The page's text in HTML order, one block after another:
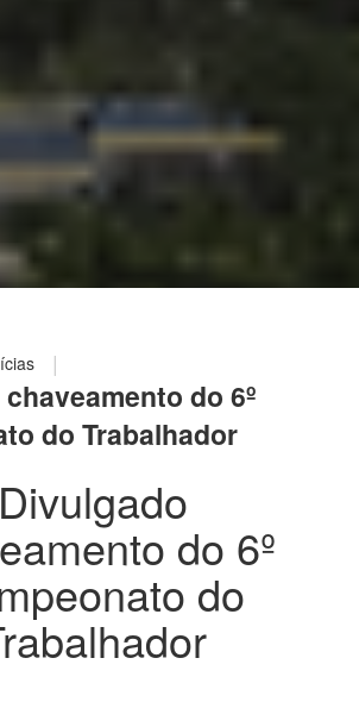
|
do 6º
do Trabalhador
Divulgado
do 6º
do